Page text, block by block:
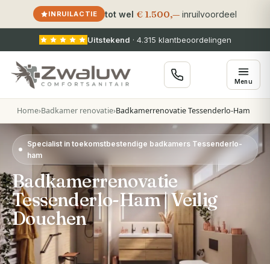
INRUILACTIE tot wel € 1.500,— inruilvoordeel
Uitstekend · 4.315 klantbeoordelingen
Menu
Home›Badkamer renovatie›Badkamerrenovatie Tessenderlo-Ham
Specialist in toekomstbestendige badkamers Tessenderlo-
ham
Badkamerrenovatie
Tessenderlo-Ham | Veilig
Douchen